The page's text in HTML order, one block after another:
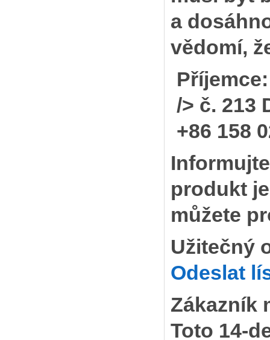
a
vědomí,
/> č. 213
+86 158
produkt
můžete
Užitečný
Odeslat
Zákazník
Toto 14-